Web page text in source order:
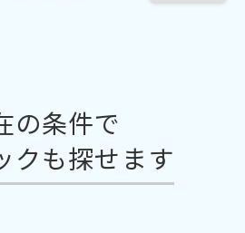
の条件で
クも探せます